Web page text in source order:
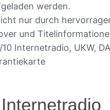
werden.
nur durch
und
Internetradio, UKW,